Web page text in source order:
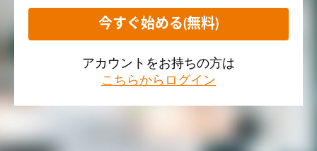
今すぐ始める(無料)
アカウントをお持ちの方は
こちらからログイン